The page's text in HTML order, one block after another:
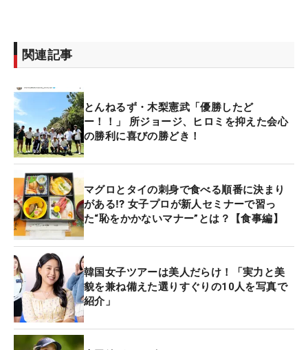
関連記事
とんねるず・木梨憲武「優勝したど
ー！！」 所ジョージ、ヒロミを抑えた会心
の勝利に喜びの勝どき！
マグロとタイの刺身で食べる順番に決まり
がある⁉ 女子プロが新人セミナーで習っ
た“恥をかかないマナー”とは？【食事編】
韓国女子ツアーは美人だらけ！「実力と美
貌を兼ね備えた選りすぐりの10人を写真で
紹介」